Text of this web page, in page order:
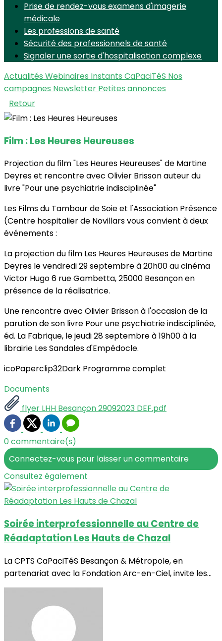
Prise de rendez-vous examens d'imagerie
médicale
Les professions de santé
Sécurité des professionnels de santé
Signaler une sortie d'hospitalisation complexe
Actualités Webinaires Instants CaPaciTéS Nos
campagnes Newsletter Petites annonces
Retour
Film : Les Heures Heureuses
Projection du film "Les Heures Heureuses" de Martine
Deyres et rencontre avec Olivier Brisson auteur du
livre "Pour une psychiatrie indisciplinée"
Les Films du Tambour de Soie et l'Association Présence
(Centre hospitalier de Novillars vous convient à deux
événements :
La projection du film Les Heures Heureuses de Martine
Deyres le vendredi 29 septembre à 20h00 au cinéma
Victor Hugo 6 rue Gambetta, 25000 Besançon en
présence de la réalisatrice.
Une rencontre avec Olivier Brisson à l'occasion de la
parution de son livre Pour une psychiatrie indisciplinée,
éd. La Fabrique, le jeudi 28 septembre à 19h00 à la
librairie Les Sandales d'Empédocle.
icoPaperclip32Dark Programme complet
Documents
flyer LHH Besançon 29092023 DEF.pdf
0 commentaire(s)
Connectez-vous pour laisser un commentaire
Consultez également
Soirée interprofessionnelle au Centre de
Réadaptation Les Hauts de Chazal
La CPTS CaPaciTéS Besançon & Métropole, en
partenariat avec la Fondation Arc-en-Ciel, invite les...